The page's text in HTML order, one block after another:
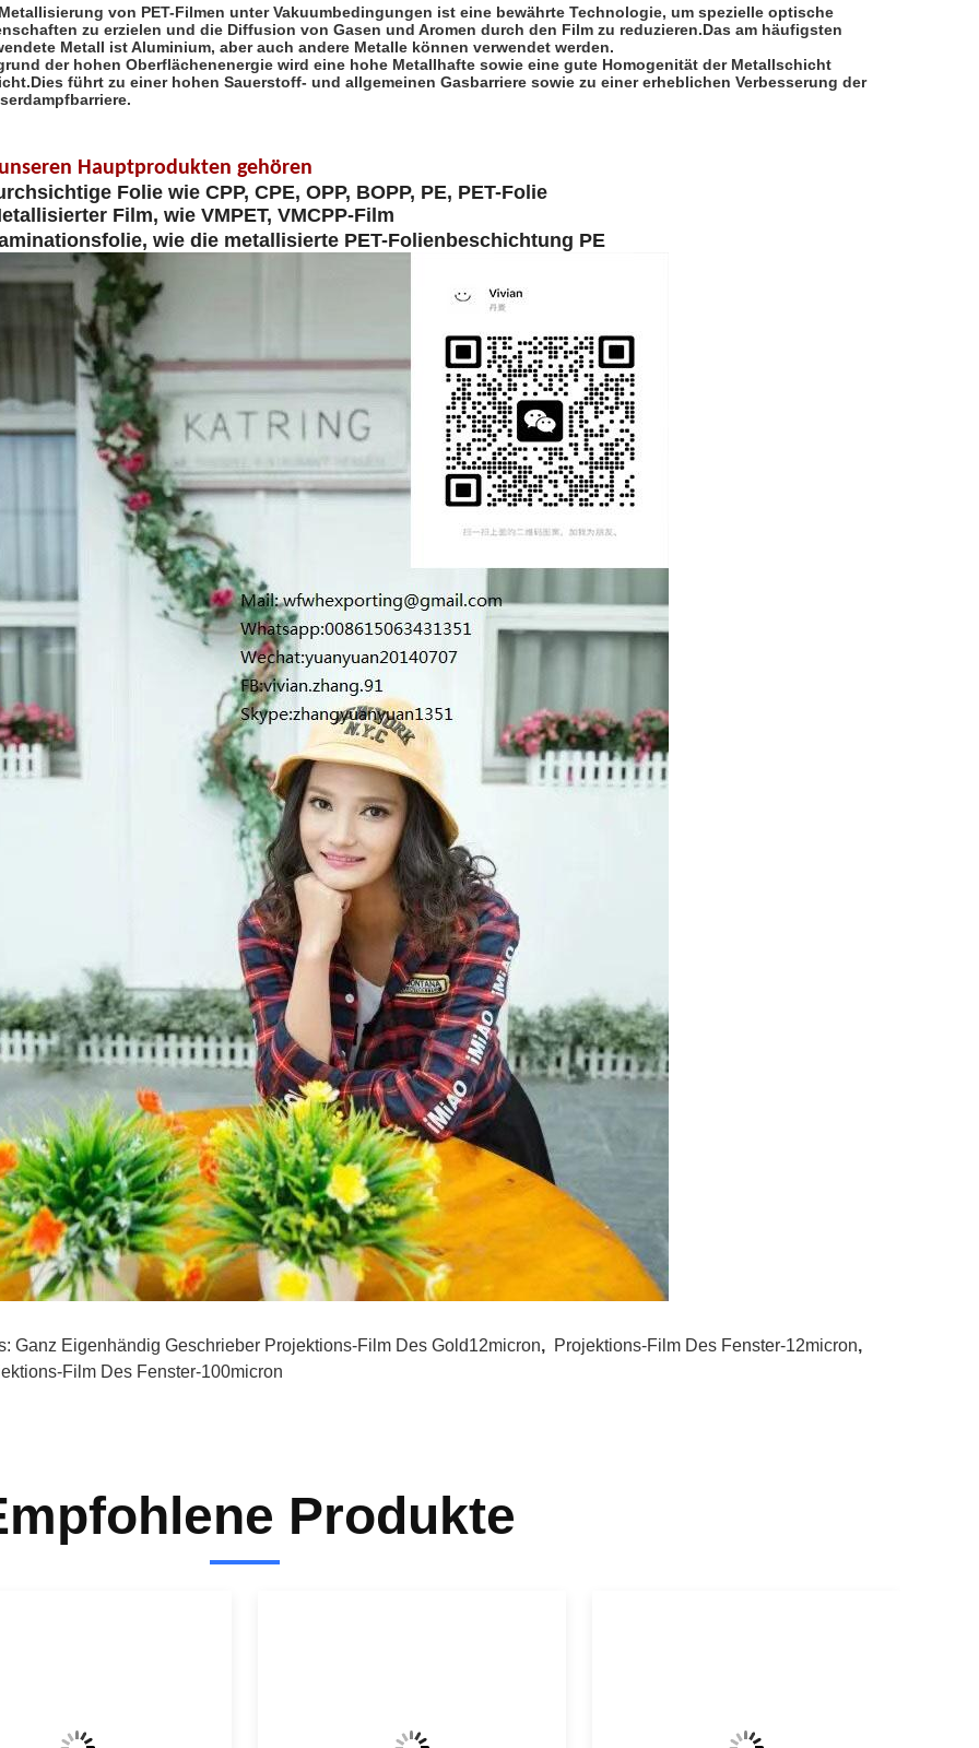
von PET-Filmen unter Vakuumbedingungen ist eine bewährte Technologie, um spezielle optische
zu erzielen und die Diffusion von Gasen und Aromen durch den Film zu reduzieren.Das am häufigsten
Metall ist Aluminium, aber auch andere Metalle können verwendet werden.
der hohen Oberflächenenergie wird eine hohe Metallhafte sowie eine gute Homogenität der Metallschicht
führt zu einer hohen Sauerstoff- und allgemeinen Gasbarriere sowie zu einer erheblichen Verbesserung der
Hauptprodukten gehören
Folie wie CPP, CPE, OPP, BOPP, PE, PET-Folie
Film, wie VMPET, VMCPP-Film
wie die metallisierte PET-Folienbeschichtung PE
Ganz Eigenhändig Geschrieber Projektions-Film Des Gold12micron, Projektions-Film Des Fenster-12micron,
Film Des Fenster-100micron
Produkte